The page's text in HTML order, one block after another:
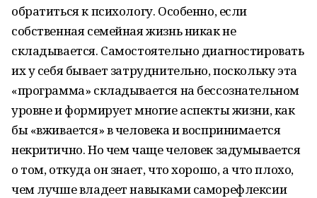
обратиться к психологу. Особенно, если
собственная семейная жизнь никак не
складывается. Самостоятельно диагностировать
их у себя бывает затруднительно, поскольку эта
«программа» складывается на бессознательном
уровне и формирует многие аспекты жизни, как
бы «вживается» в человека и воспринимается
некритично. Но чем чаще человек задумывается
о том, откуда он знает, что хорошо, а что плохо,
чем лучше владеет навыками саморефлексии